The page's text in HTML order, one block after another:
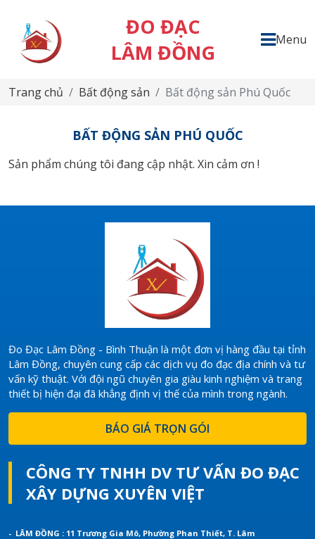
ĐO ĐẠC
LÂM ĐỒNG
Menu
Trang chủ Bất động sản Bất động sản Phú Quốc
BẤT ĐỘNG SẢN PHÚ QUỐC
Sản phẩm chúng tôi đang cập nhật. Xin cảm ơn !
Đo Đạc Lâm Đồng - Bình Thuận là một đơn vị hàng đầu tại tỉnh
Lâm Đồng, chuyên cung cấp các dịch vụ đo đạc địa chính và tư
vấn kỹ thuật. Với đội ngũ chuyên gia giàu kinh nghiệm và trang
thiết bị hiện đại đã khẳng định vị thế của mình trong ngành.
BÁO GIÁ TRỌN GÓI
CÔNG TY TNHH DV TƯ VẤN ĐO ĐẠC
XÂY DỰNG XUYÊN VIỆT
- LÂM ĐỒNG : 11 Trương Gia Mô, Phường Phan Thiết, T. Lâm